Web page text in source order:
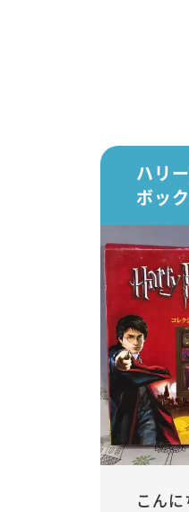
ハリ
ボッ
こん